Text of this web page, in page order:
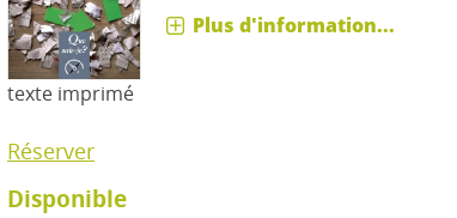
texte imprimé
Plus d'information...
Réserver
Disponible